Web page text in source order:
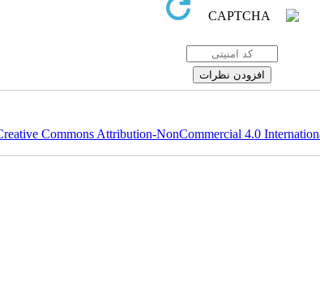
Commons Attribution-NonCommercial 4.0